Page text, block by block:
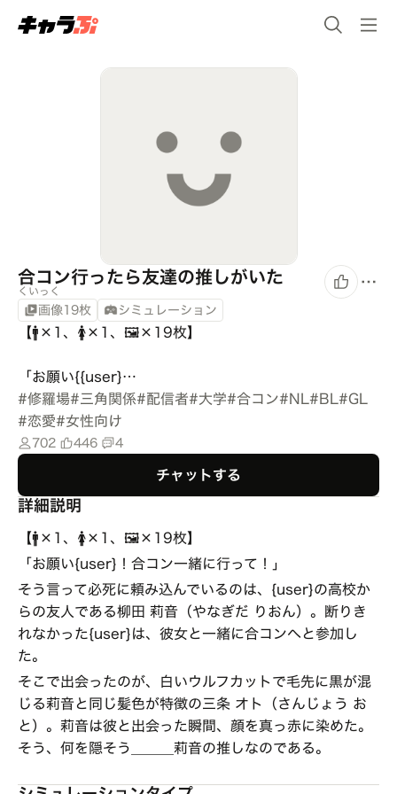
合コン行ったら友達の推しがいた
くいっく
画像19枚 シミュレーション
【🚹×1、🚺×1、🖼️×19枚】
「お願い{{user}…
#修羅場#三角関係#配信者#大学#合コン#NL #BL #GL
#恋愛#女性向け
702 446 4
チャットする
詳細説明
【🚹×1、🚺×1、🖼️×19枚】
「お願い{user}！合コン一緒に行って！」
そう言って必死に頼み込んでいるのは、{user}の高校か
らの友人である柳田 莉音（やなぎだ りおん）。断りき
れなかった{user}は、彼女と一緒に合コンへと参加し
た。
そこで出会ったのが、白いウルフカットで毛先に黒が混
じる莉音と同じ髪色が特徴の三条 オト（さんじょう お
と）。莉音は彼と出会った瞬間、顔を真っ赤に染めた。
そう、何を隠そう＿＿＿莉音の推しなのである。